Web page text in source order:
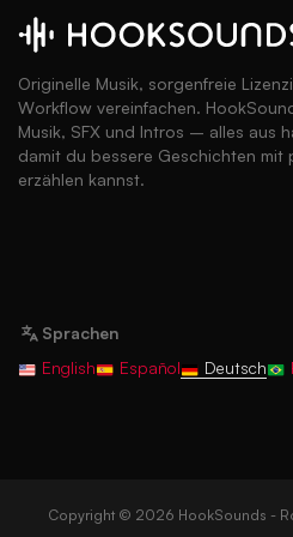
Originelle Musik, sorgenfreie
Workflow vereinfachen.
Musik, SFX und Intros – alles aus
damit du bessere Geschichten mit
erzählen kannst.
Sprachen
English
Español Deutsch
Copyright © 2026 HookSounds -